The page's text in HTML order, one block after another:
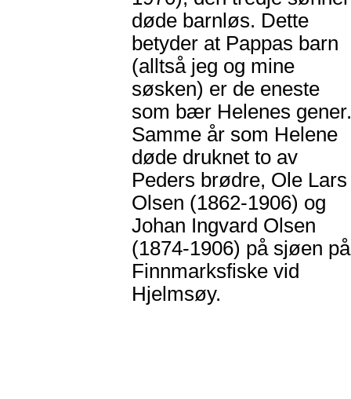
døde barnløs. Dette
betyder at Pappas barn
(alltså jeg og mine
søsken) er de eneste
som bær Helenes gener.
Samme år som Helene
døde druknet to av
Peders brødre, Ole Lars
Olsen (1862-1906) og
Johan Ingvard Olsen
(1874-1906) på sjøen på
Finnmarksfiske vid
Hjelmsøy.